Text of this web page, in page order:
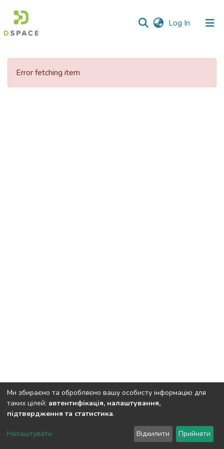
Log In (current)
Communities
Error fetching item
DSpace software copyright © 2002-2026 LYRASIS
Cookie settings
Ми збираємо та обробляємо вашу особисту інформацію для
таких цілей: автентифікація, налаштування,
підтвердження та статистика.
Налаштувати Відхилити Прийняти